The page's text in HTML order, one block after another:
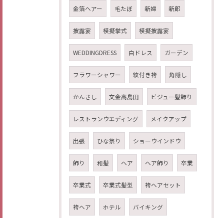
金箔ヘアー 毛たぼ 新婦 新郎
披露宴 模擬挙式 模擬披露宴
WEDDINGDRESS 白ドレス ガーデン
フラワーシャワー 紋付き袴 角隠し
かんさし 文金高島田 ビジュー髪飾り
レストランウエディング メイクアップ
出張 ひな祭り ショーウインドウ
飾り 和髪 ヘア ヘア飾り 卒業
卒業式 卒業式髪型 袴ヘアセット
袴ヘア ホテル バイキング